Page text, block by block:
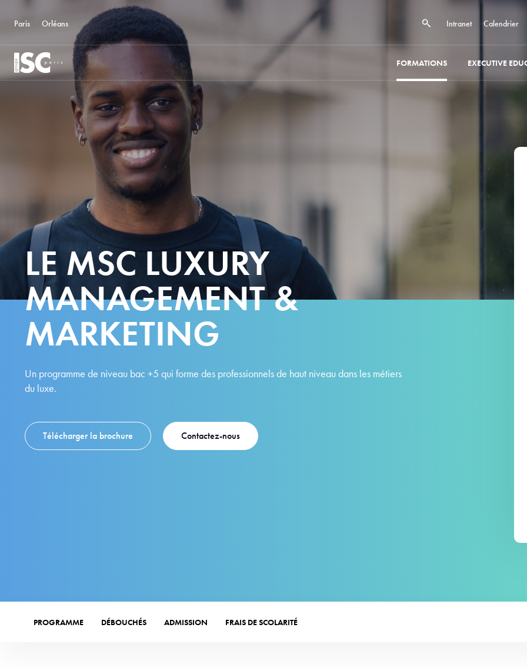
Paris Orléans Intranet Calendrier
FORMATIONS EXECUTIVE
LE MSC LUXURY
MANAGEMENT &
MARKETING
Un programme de niveau bac +5 qui forme des professionnels de haut niveau dans les métiers
du luxe.
Télécharger la brochure Contactez-nous
PROGRAMME DÉBOUCHÉS ADMISSION FRAIS DE SCOLARITÉ